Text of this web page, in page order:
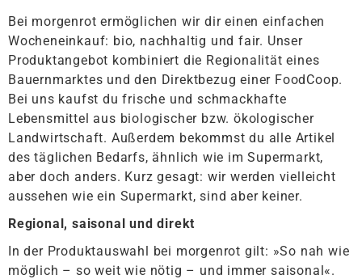
Bei morgenrot ermöglichen wir dir einen einfachen
Wocheneinkauf: bio, nachhaltig und fair. Unser
Produktangebot kombiniert die Regionalität eines
Bauernmarktes und den Direktbezug einer FoodCoop.
Bei uns kaufst du frische und schmackhafte
Lebensmittel aus biologischer bzw. ökologischer
Landwirtschaft. Außerdem bekommst du alle Artikel
des täglichen Bedarfs, ähnlich wie im Supermarkt,
aber doch anders. Kurz gesagt: wir werden vielleicht
aussehen wie ein Supermarkt, sind aber keiner.
Regional, saisonal und direkt
In der Produktauswahl bei morgenrot gilt: »So nah wie
möglich – so weit wie nötig – und immer saisonal«.